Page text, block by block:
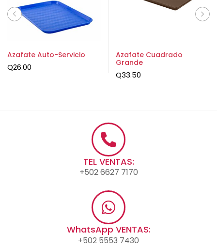
Azafate Auto-Servicio
Q26.00
Azafate Cuadrado
Grande
Q33.50
TEL VENTAS:
+502 6627 7170
WhatsApp VENTAS:
+502 5553 7430